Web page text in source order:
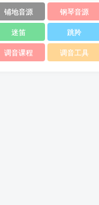
铺地音源
钢琴音源
迷笛
跳羚
调音课程
调音工具